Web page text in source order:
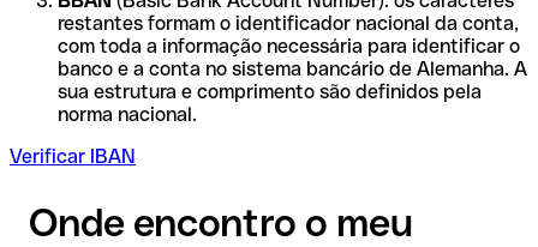
restantes formam o identificador nacional da conta,
com toda a informação necessária para identificar o
banco e a conta no sistema bancário de Alemanha. A
sua estrutura e comprimento são definidos pela
norma nacional.
Verificar IBAN
Onde encontro o meu